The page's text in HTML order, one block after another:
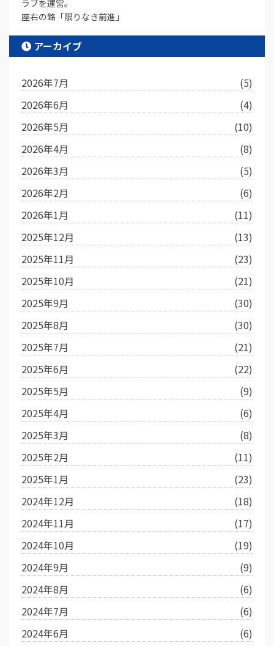
ラブを運営。
座右の銘「限りなき前進」
アーカイブ
2026年7月
(5)
2026年6月
(4)
2026年5月
(10)
2026年4月
(8)
2026年3月
(5)
2026年2月
(6)
2026年1月
(11)
2025年12月
(13)
2025年11月
(23)
2025年10月
(21)
2025年9月
(30)
2025年8月
(30)
2025年7月
(21)
2025年6月
(22)
2025年5月
(9)
2025年4月
(6)
2025年3月
(8)
2025年2月
(11)
2025年1月
(23)
2024年12月
(18)
2024年11月
(17)
2024年10月
(19)
2024年9月
(9)
2024年8月
(6)
2024年7月
(6)
2024年6月
(6)